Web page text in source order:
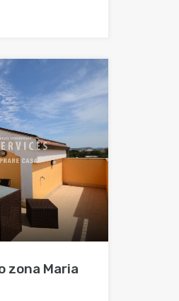
zona Maria